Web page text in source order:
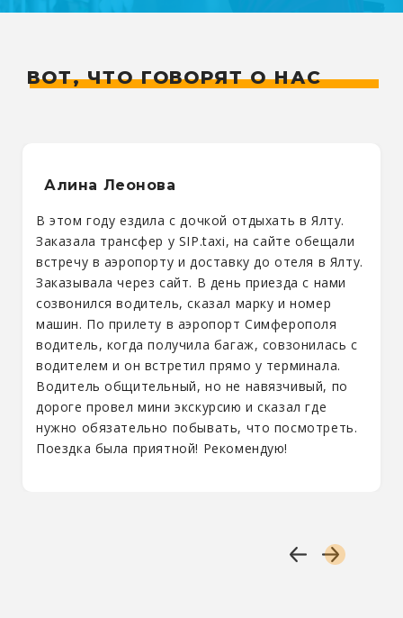
ВОТ, ЧТО ГОВОРЯТ О НАС
Алина Леонова
В этом году ездила с дочкой отдыхать в Ялту.
Заказала трансфер у SIP.taxi, на сайте обещали
встречу в аэропорту и доставку до отеля в Ялту.
Заказывала через сайт. В день приезда с нами
созвонился водитель, сказал марку и номер
машин. По прилету в аэропорт Симферополя
водитель, когда получила багаж, совзонилась с
водителем и он встретил прямо у терминала.
Водитель общительный, но не навязчивый, по
дороге провел мини экскурсию и сказал где
нужно обязательно побывать, что посмотреть.
Поездка была приятной! Рекомендую!